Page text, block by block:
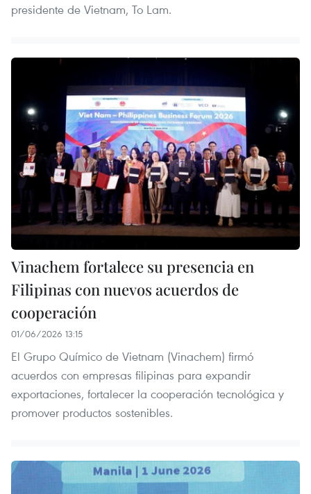
presidente de Vietnam, To Lam.
Vinachem fortalece su presencia en
Filipinas con nuevos acuerdos de
cooperación
01/06/2026 13:15
El Grupo Químico de Vietnam (Vinachem) firmó
acuerdos con empresas filipinas para expandir
exportaciones, fortalecer la cooperación tecnológica y
promover productos sostenibles.